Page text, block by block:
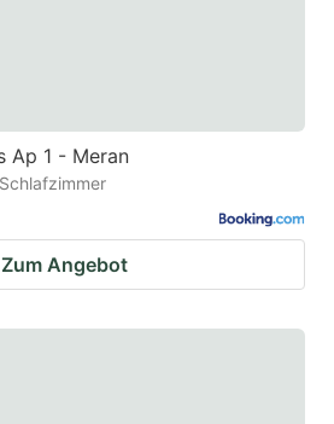
Ap 1 - Meran
Zum Angebot